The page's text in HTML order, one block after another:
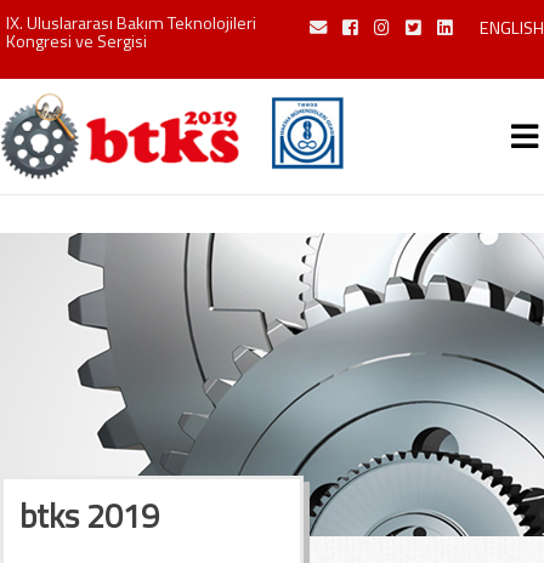
IX. Uluslararası Bakım Teknolojileri
Kongresi ve Sergisi ENGLISH
btks 2019